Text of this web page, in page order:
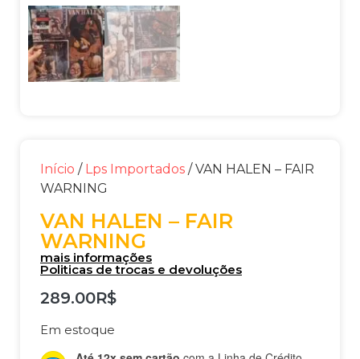
Início / Lps Importados / VAN HALEN – FAIR
WARNING
VAN HALEN – FAIR
WARNING
mais informações
Politicas de trocas e devoluções
289.00R$
Em estoque